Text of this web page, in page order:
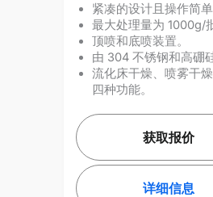
紧凑的设计且操作简单
最大处理量为 1000g/
顶喷和底喷装置。
由 304 不锈钢和高硼
流化床干燥、喷雾干
四种功能。
获取报价
详细信息